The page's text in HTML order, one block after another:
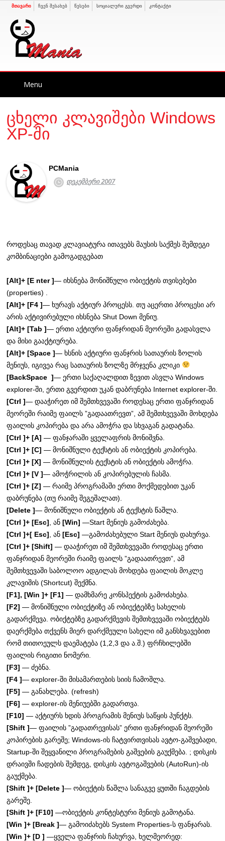
მთავარი ჩვენ შესახებ წესები სოციალური გვერდი კონტაქტი
Menu
ცხელი კლავიშები Windows
XP-ში
PCMania
დეკემბერი 2007
როდესაც თავად კლავიატურა ითავებს მაუსის საქმეს შემდეგი
კომბინაციები გამოგადგებათ
[Alt]+ [E nter ]— იხსნება მონიშნული ობიექტის თვისებები
(properties) .
[Alt]+ [F4 ]— ხურავს აქტიურ პროცესს. თუ აცერთი პროცესი არ
არის აქტივირებული იხსნება Shut Down მენიუ.
[Alt]+ [Tab ]— ერთი აქტიური ფანჯრიდან მეორეში გადასვლა
და მისი გააქტიურება.
[Alt]+ [Space ]— ხსნის აქტიური ფანჯრის სათაურის ზოლის
მენიუს, იგივეა რაც სათაურის ზოლზე მრჯვენა კლიკი
[BackSpace ]— ერთი საქაღალდით ზევით ასვლა Windows
explorer-ში, ერთი გვერდით უკან დაბრუნება Internet explorer-ში.
[Ctrl ]— დააჭირეთ იმ შემთხვევაში როდესაც ერთი ფანჯრიდან
მეორეში რაიმე ფაილს ”გადაათრევთ”, ამ შემთხვევაში მოხდება
ფაილის კოპირება და არა ამოჭრა და სხვაგან გადატანა.
[Ctrl ]+ [A] — ფანჯარაში ყველაფრის მონიშვნა.
[Ctrl ]+ [C] — მონიშნული ტექსტის ან ობიექტის კოპირება.
[Ctrl ]+ [X] — მონიშნულის ტექსტის ან ობიექტის ამოჭრა.
[Ctrl ]+ [V ]— ამოჭრილის ან კოპირებულის ჩასმა.
[Ctrl ]+ [Z]— რაიმე პროგრამაში ერთი მოქმედებით უკან
დაბრუნება (თუ რაიმე შეგეშალათ).
[Delete ]— მონიშნული ობიექტის ან ტექსტის წაშლა.
[Ctrl ]+ [Esc] , ან[Win]—Start მენიუს გამოძახება.
[Ctrl ]+[ Esc] , ან [Esc] —გამოძახებული Start მენიუს დახურვა.
[Ctrl ]+ [Shift] — დააჭირეთ იმ შემთხვევაში როდესაც ერთი
ფანჯრიდან მეორეში რაიმე ფაილს ”გადაათრევთ”, ამ
შემთხვევაში საბოლოო ადგილას მოხდება ფაილის მოკლე
კლავიშის (Shortcut) შექმნა.
[F1], [Win ]+ [F1]— დამხმარე კონსპექტის გამოძახება.
[F2]— მონიშნული ობიექტიზე ან ობიექტებზე სახელის
გადარქმევა. ობიქტებზე გადარქმევის შემთხვევაში ობიექტებს
დაერქმება თქვენს მიერ დარქმეული სახელი იმ განსხვავებით
რომ თითოეულს დაემატება (1,2,3 და ა.შ.) ფრჩხილებში
ფაილის რიგითი ნომერი.
[F3] — ძებნა.
[F4 ]— explorer-ში მისამართების სიის ჩამოშლა.
[F5] — განახლება. (refresh)
[F6] — explorer-ის მენიუებში გადართვა.
[F10] — აქტიურს ხდის პროგრამის მენიუს საწყის პუნქტს.
[Shift ]— ფაილის ”გადათრევისას” ერთი ფანჯრიდან მეორეში
კოპირების გარეშე; Windows-ის ჩატვირთვისას ავტო-გაშვებადი,
Startup-ში შეყვანილი პროგრამების გაშვების გაუქმება. ; დისკის
დრაივში ჩადების შემდეგ, დისკის ავტოგაშვების (AutoRun)-ის
გაუქმება.
[Shift ]+ [Delete ]— ობიექტის წაშლა სანაგვე ყუთში ჩაგდების
გარეშე.
[Shift ]+ [F10] —ობიექტის კონტესტური მენიუს გამოტანა.
[Win ]+ [Break ]— გამოიძახებს System Properties-ს ფანჯარას.
[Win ]+ [D ] —ყველა ფანჯრის ჩახურვა, ხელმეორედ: